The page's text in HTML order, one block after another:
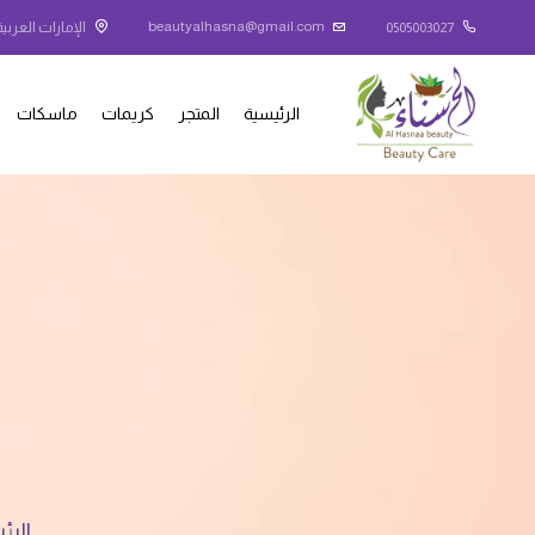
0505003027
beautyalhasna@gmail.com الإمارات
الرئيسية المتجر كريمات ماسكات